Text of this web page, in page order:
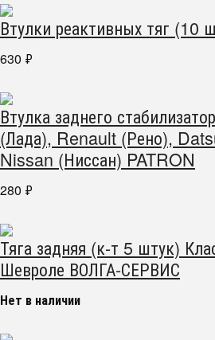
Втулки реактивных тяг
630 ₽
Втулка заднего
(Лада), Renault (Рено),
Nissan (Ниссан) PATRON
280 ₽
Тяга задняя (к-т 5 штук)
Шевроле ВОЛГА-СЕРВИС
Нет в наличии